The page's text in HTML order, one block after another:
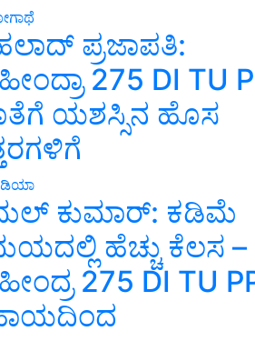
ಪ್ರಜಾಪತಿ:
275 DI TU
ಯಶಸ್ಸಿನ ಹೊಸ
ಕುಮಾರ್: ಕಡಿಮೆ
ಹೆಚ್ಚು ಕೆಲಸ –
275 DI TU